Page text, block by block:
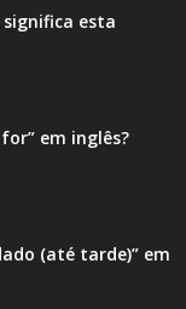
significa esta
em inglês?
(até tarde)” em